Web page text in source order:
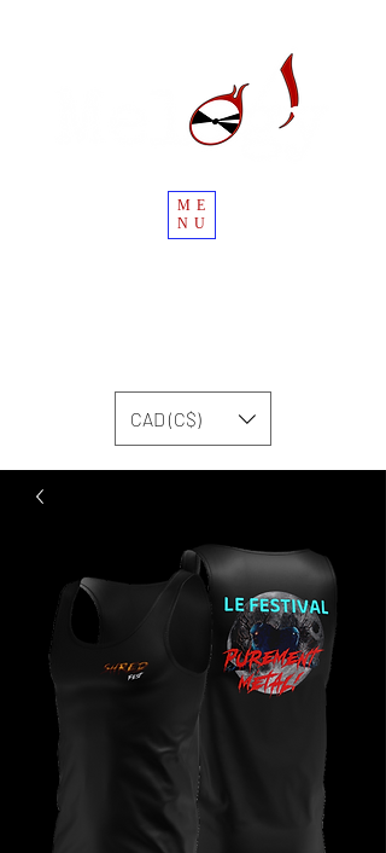
ME
NU
CAD (C$)